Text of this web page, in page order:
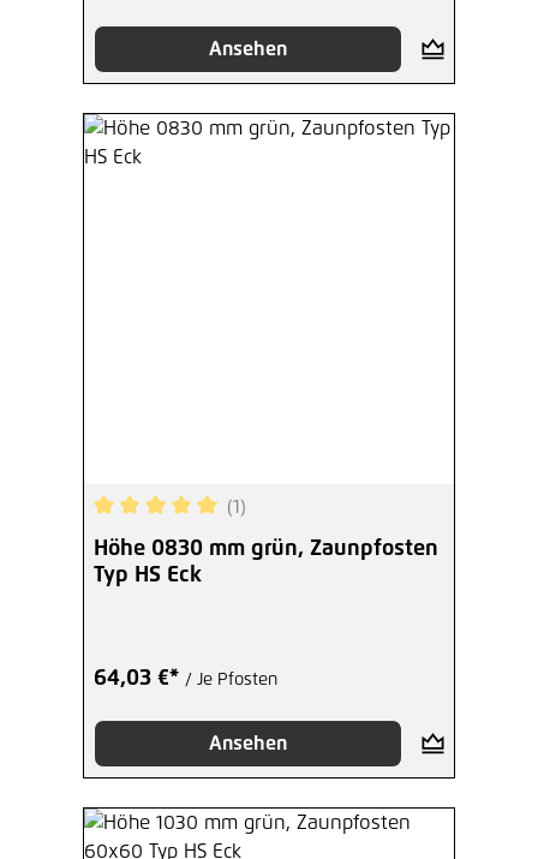
Ansehen
Durchschnittliche Bewertung von 5 von 5
(1)
Höhe 0830 mm grün, Zaunpfosten
Typ HS Eck
64,03 €* / Je Pfosten
Ansehen